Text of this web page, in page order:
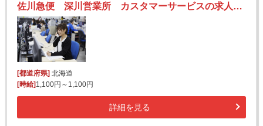
佐川急便 深川営業所 カスタマーサービスの求人！未経験歓迎！先輩たちがサポートします♪
[都道府県]北海道
[時給]1,100円～1,100円
詳細を見る